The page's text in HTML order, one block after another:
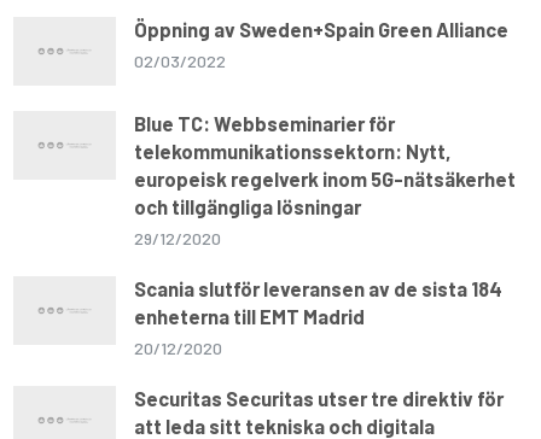
Öppning av Sweden+Spain Green Alliance
02/03/2022
Blue TC: Webbseminarier för
telekommunikationssektorn: Nytt,
europeisk regelverk inom 5G-nätsäkerhet
och tillgängliga lösningar
29/12/2020
Scania slutför leveransen av de sista 184
enheterna till EMT Madrid
20/12/2020
Securitas Securitas utser tre direktiv för
att leda sitt tekniska och digitala